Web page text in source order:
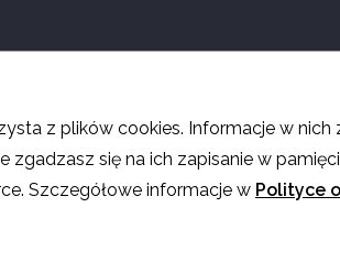
O ile nie stwierdzono inaczej, teksty
z plików cookies. Informacje w
zgadzasz się na ich zapisanie w
Szczegółowe informacje w Polityce